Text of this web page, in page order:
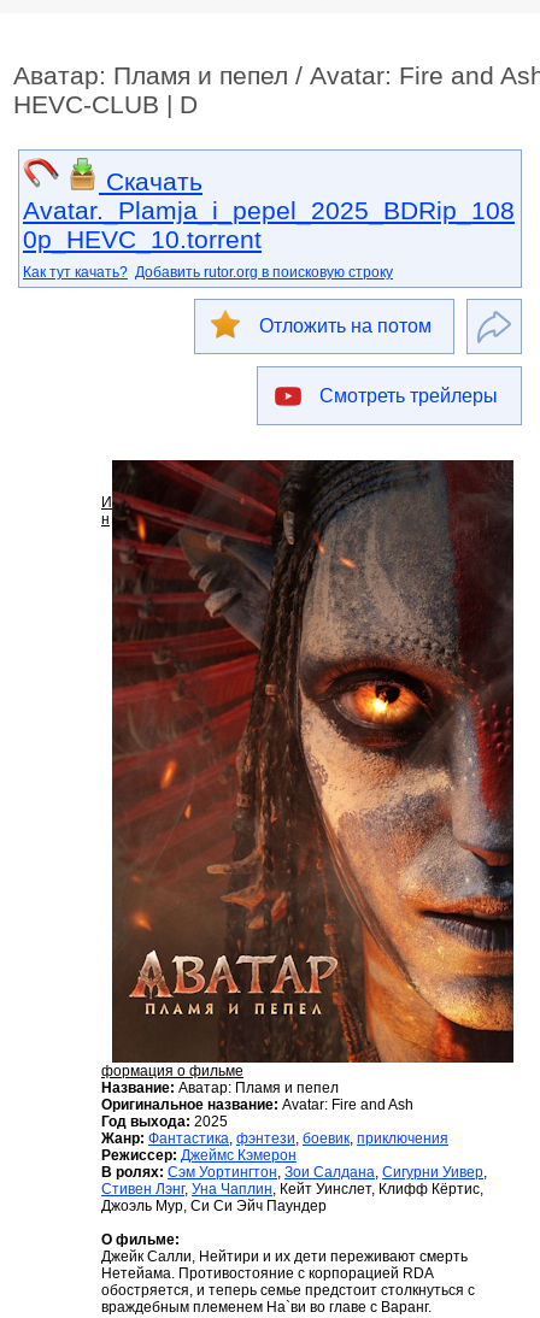
Аватар: Пламя и пепел / Avatar: Fire and
HEVC-CLUB | D
Скачать
Avatar._Plamja_i_pepel_2025_BDRip_108
0p_HEVC_10.torrent
Как тут качать? Добавить rutor.org в поисковую строку
Отложить на потом
Смотреть трейлеры
И
н
формация о фильме
Название: Аватар: Пламя и пепел
Оригинальное название: Avatar: Fire and Ash
Год выхода: 2025
Жанр: Фантастика, фэнтези, боевик, приключения
Режиссер: Джеймс Кэмерон
В ролях: Сэм Уортингтон, Зои Салдана, Сигурни Уивер,
Стивен Лэнг, Уна Чаплин, Кейт Уинслет, Клифф Кёртис,
Джоэль Мур, Си Си Эйч Паундер
О фильме:
Джейк Салли, Нейтири и их дети переживают смерть
Нетейама. Противостояние с корпорацией RDA
обостряется, и теперь семье предстоит столкнуться с
враждебным племенем На`ви во главе с Варанг.